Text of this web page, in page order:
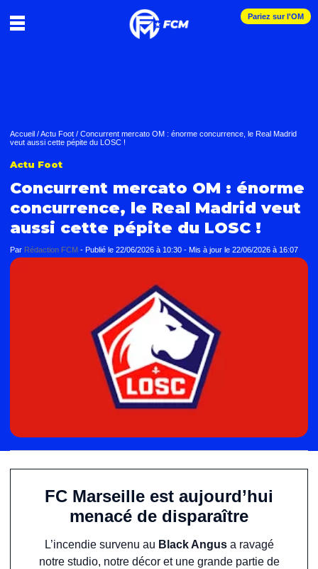
Pariez sur l'OM
Accueil /Actu Foot / Concurrent mercato OM : énorme concurrence, le Real Madrid
veut aussi cette pépite du LOSC !
Actu Foot
Concurrent mercato OM : énorme
concurrence, le Real Madrid veut
aussi cette pépite du LOSC !
Par Rédaction FCM - Publié le 22/06/2026 à 10:30 - Mis à jour le 22/06/2026 à 16:07
FC Marseille est aujourd’hui
menacé de disparaître
L’incendie survenu au Black Angusa ravagé
notre studio, notre décor et une grande partie de